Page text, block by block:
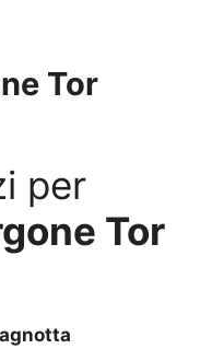
Tor
per
Tor